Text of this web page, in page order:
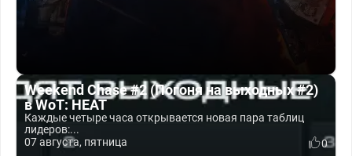
Weekend Chase #2 (Погоня на выходных #2)
в WoT: HEAT
Каждые четыре часа открывается новая пара таблиц
лидеров:...
07 августа, пятница
0